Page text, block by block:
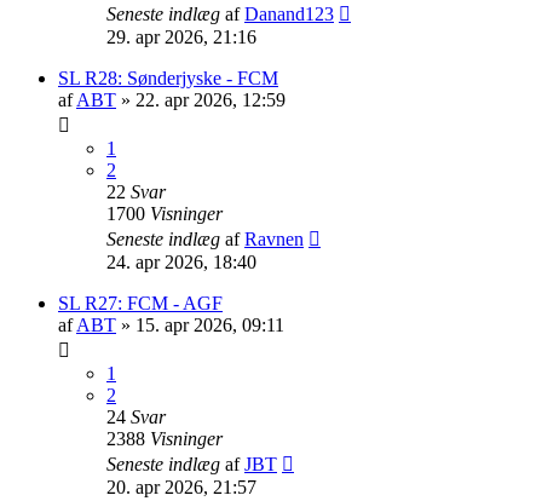
Seneste indlæg afDanand123
29. apr 2026, 21:16
SL R28: Sønderjyske - FCM
afABT » 22. apr 2026, 12:59
1
2
22 Svar
1700 Visninger
Seneste indlæg afRavnen
24. apr 2026, 18:40
SL R27: FCM - AGF
afABT » 15. apr 2026, 09:11
1
2
24 Svar
2388 Visninger
Seneste indlæg afJBT
20. apr 2026, 21:57